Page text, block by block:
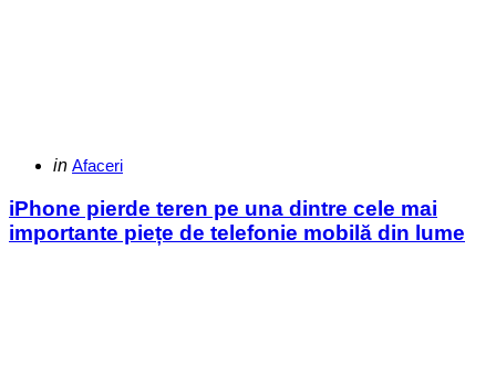
Categories
Posted
in Afaceri
iPhone pierde teren pe una dintre cele mai
importante piețe de telefonie mobilă din lume